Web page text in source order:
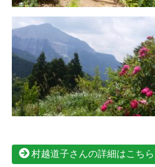
村越道子さんの詳細はこちら